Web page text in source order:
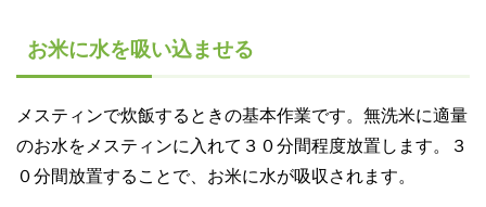
お米に水を吸い込ませる
メスティンで炊飯するときの基本作業です。無洗米に適量
のお水をメスティンに入れて３０分間程度放置します。
３
０分間放置することで、お米に水が吸収されます。